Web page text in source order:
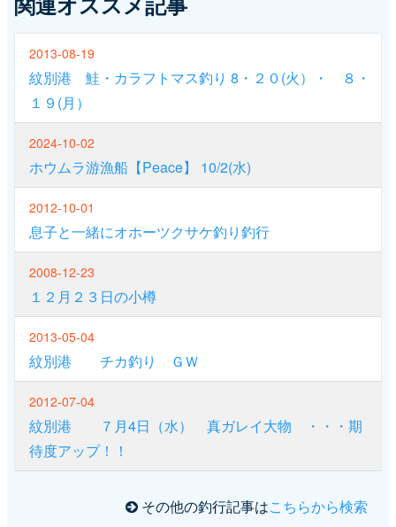
2013-08-19
紋別港 鮭・カラフトマス釣り 8・２０(火）・ ８・
１９(月）
2024-10-02
ホウムラ游漁船【Peace】 10/2(水)
2012-10-01
息子と一緒にオホーツクサケ釣り釣行
2008-12-23
１２月２３日の小樽
2013-05-04
紋別港 チカ釣り ＧＷ
2012-07-04
紋別港 ７月4日（水） 真ガレイ大物 ・・・期
待度アップ！！
その他の釣行記事はこちらから検索